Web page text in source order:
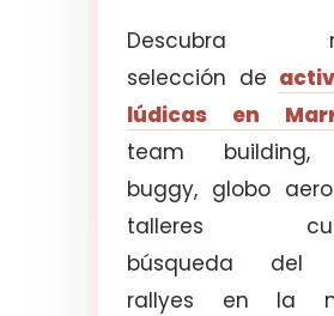
Descubra
selección de
lúdicas en
team building,
buggy, globo
talleres
búsqueda del
rallyes en la